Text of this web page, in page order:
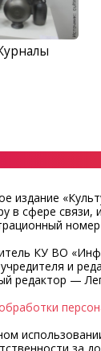
издание
в сфере
КУ ВО
и
редактор —